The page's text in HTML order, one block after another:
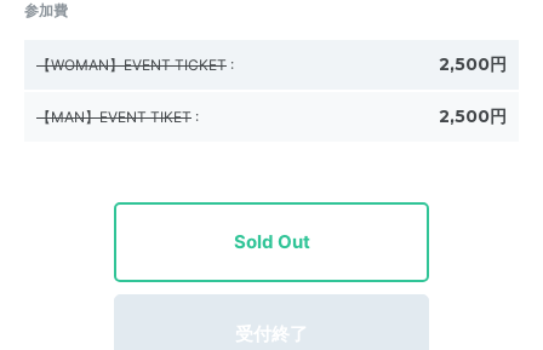
参加費
【WOMAN】EVENT TICKET : 2,500円
【MAN】EVENT TIKET : 2,500円
Sold Out
受付終了